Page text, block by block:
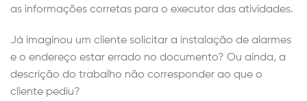
as informações corretas para o executor das atividades.
Já imaginou um cliente solicitar a instalação de alarmes
e o endereço estar errado no documento? Ou ainda, a
descrição do trabalho não corresponder ao que o
cliente pediu?